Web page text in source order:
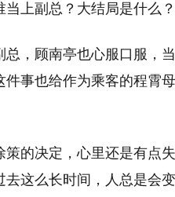
当上副总？大结局是什么？
总，顾南亭也心服口服，
件事也给作为乘客的程霄
策的决定，心里还是有点
去这么长时间，人总是会